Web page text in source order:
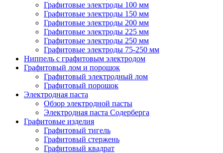
Графитовые электроды 100 мм
Графитовые электроды 150 мм
Графитовые электроды 200 мм
Графитовые электроды 225 мм
Графитовые электроды 250 мм
Графитовые электроды 75-250 мм
Ниппель с графитовым электродом
Графитовый лом и порошок
Графитовый электродный лом
Графитовый порошок
Электродная паста
Обзор электродной пасты
Электродная паста Содерберга
Графитовые изделия
Графитовый тигель
Графитовый стержень
Графитовый квадрат